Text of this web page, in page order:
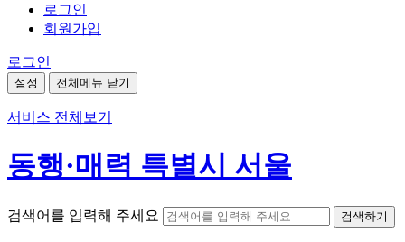
로그인
회원가입
로그인
설정 전체메뉴 닫기
서비스 전체보기
동행·매력 특별시 서울
검색어를 입력해 주세요 검색하기